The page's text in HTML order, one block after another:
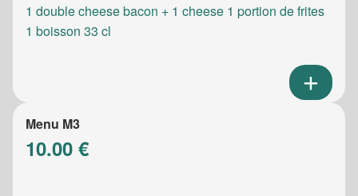
1 double cheese bacon + 1 cheese 1 portion de frites
1 boisson 33 cl
Menu M3
10.00 €